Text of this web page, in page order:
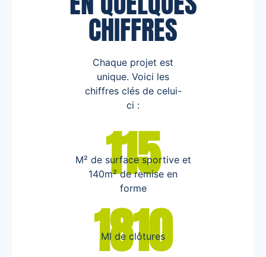
CHIFFRES
Chaque projet est
unique. Voici les
chiffres clés de celui-
ci :
115
M² de surface sportive et
140m² de remise en
forme
1810
Ml de clôtures